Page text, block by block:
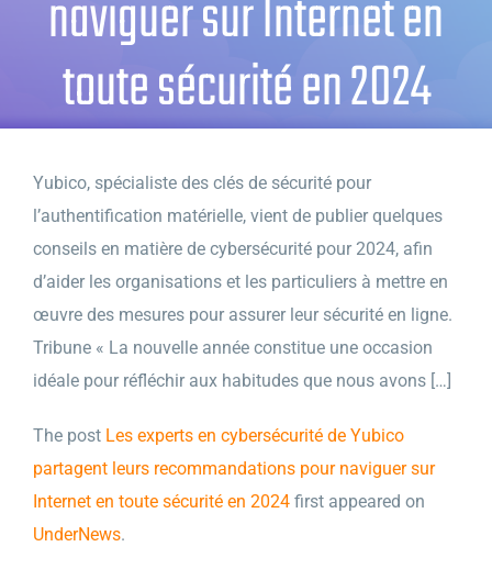
naviguer sur Internet en
toute sécurité en 2024
Yubico, spécialiste des clés de sécurité pour
l’authentification matérielle, vient de publier quelques
conseils en matière de cybersécurité pour 2024, afin
d’aider les organisations et les particuliers à mettre en
œuvre des mesures pour assurer leur sécurité en ligne.
Tribune « La nouvelle année constitue une occasion
idéale pour réfléchir aux habitudes que nous avons […]
The post Les experts en cybersécurité de Yubico
partagent leurs recommandations pour naviguer sur
Internet en toute sécurité en 2024 first appeared on
UnderNews.